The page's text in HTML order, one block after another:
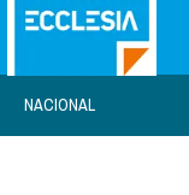
NACIONAL